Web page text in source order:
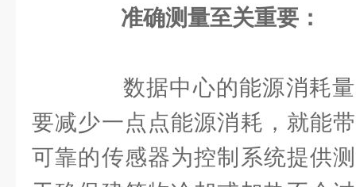
准确测量至关重要：
数据中心的能源消耗量
要减少一点点能源消耗，就能
可靠的传感器为控制系统提供